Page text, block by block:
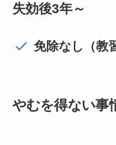
失効後3年～
免除なし（教
やむを得ない事